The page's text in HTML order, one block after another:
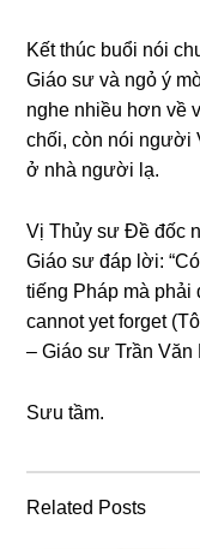
Kết thúc buổi nói
Giáo ѕư và ngỏ ý
nghe nhiều hơn về
chối, còn nói người
ở nhà người lạ.
Vị Thủy ѕư Đề đốc
Giáo ѕư đáp lời:
tiếnɡ Pháp mà phải
cannot yet forget
– Giáo ѕư Trần Văn
Sưu tầm.
Related Posts